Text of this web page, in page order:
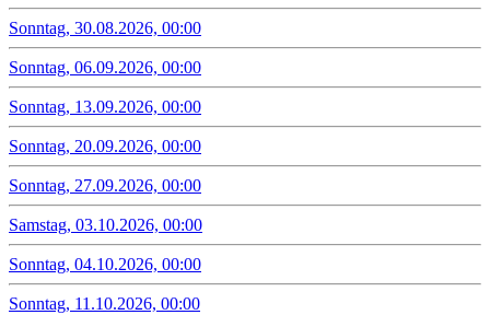
Sonntag, 30.08.2026, 00:00
Sonntag, 06.09.2026, 00:00
Sonntag, 13.09.2026, 00:00
Sonntag, 20.09.2026, 00:00
Sonntag, 27.09.2026, 00:00
Samstag, 03.10.2026, 00:00
Sonntag, 04.10.2026, 00:00
Sonntag, 11.10.2026, 00:00